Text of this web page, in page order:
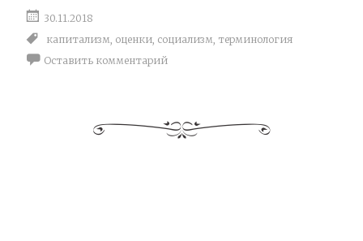
30.11.2018
капитализм, оценки, социализм, терминология
Оставить комментарий